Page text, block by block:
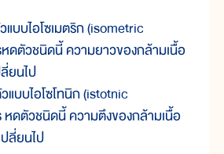
แบบไอโซเมตริก (isometric
หดตัวชนิดนี้ ความยาวของกล้ามเนื้อ
ยนไป
แบบไอโซโทนิก (istotnic
หดตัวชนิดนี้ ความตึงของกล้ามเนื้อ
ปลี่ยนไป